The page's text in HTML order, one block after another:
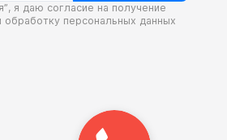
я даю согласие на получение
обработку персональных данных